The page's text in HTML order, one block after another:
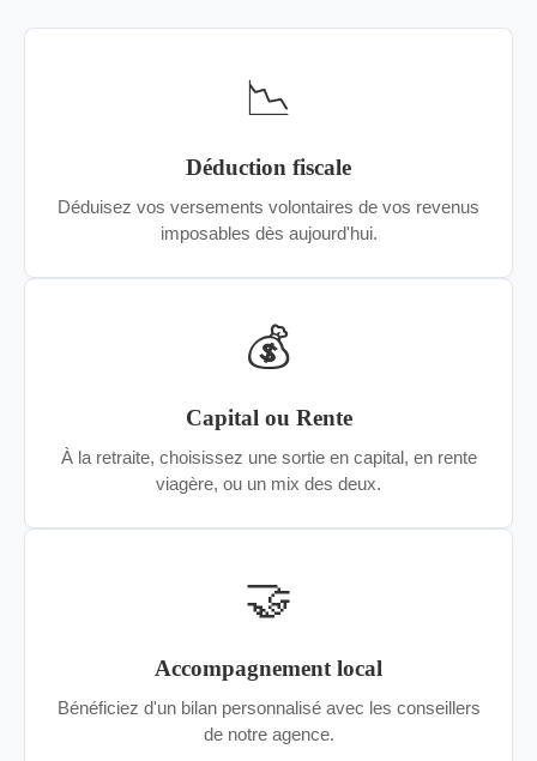
📉
Déduction fiscale
Déduisez vos versements volontaires de vos revenus
imposables dès aujourd'hui.
💰
Capital ou Rente
À la retraite, choisissez une sortie en capital, en rente
viagère, ou un mix des deux.
🤝
Accompagnement local
Bénéficiez d'un bilan personnalisé avec les conseillers
de notre agence.